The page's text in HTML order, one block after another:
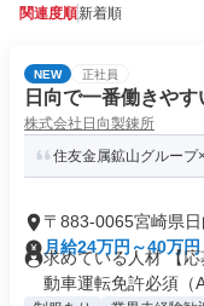
関連度順新着順
NEW 正社員
日向で一番働きや
株式会社日向製錬所
住友金属鉱山グループ
〒883-0065宮崎県
月給24万円～40万円
求めている人材 【
動車運転免許必須（